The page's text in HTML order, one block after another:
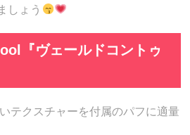
しょう
『ヴェールドコントゥ
テクスチャーを付属のパフに適量